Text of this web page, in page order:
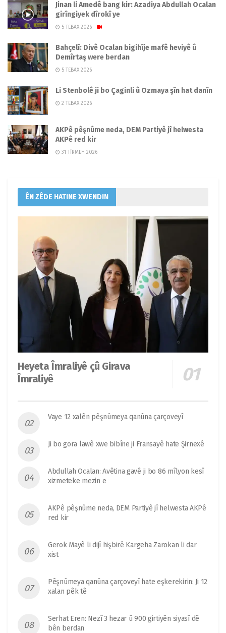
Jinan li Amedê bang kir: Azadiya Abdullah Ocalan
girîngiyek dîrokî ye
5 TEBAX 2026
Bahçelî: Divê Ocalan bigihîje mafê heviyê û
Demîrtaş were berdan
5 TEBAX 2026
Li Stenbolê ji bo Çaginli û Ozmaya şîn hat danîn
2 TEBAX 2026
AKPê pêşnûme neda, DEM Partiyê jî helwesta
AKPê red kir
31 TÎRMEH 2026
ÊN ZÊDE HATINE XWENDIN
Heyeta Îmraliyê çû Girava
Îmraliyê
Vaye 12 xalên pêşnûmeya qanûna çarçoveyî
Ji bo gora lawê xwe bibîne ji Fransayê hate Şirnexê
Abdullah Ocalan: Avêtina gavê ji bo 86 mîlyon kesî
xizmeteke mezin e
AKPê pêşnûme neda, DEM Partiyê jî helwesta AKPê
red kir
Gerok Mayê li dijî hişbirê Kargeha Zarokan li dar
xist
Pêşnûmeya qanûna çarçoveyî hate eşkerekirin: Ji 12
xalan pêk tê
Serhat Eren: Nezî 3 hezar û 900 girtiyên siyasî dê
bên berdan